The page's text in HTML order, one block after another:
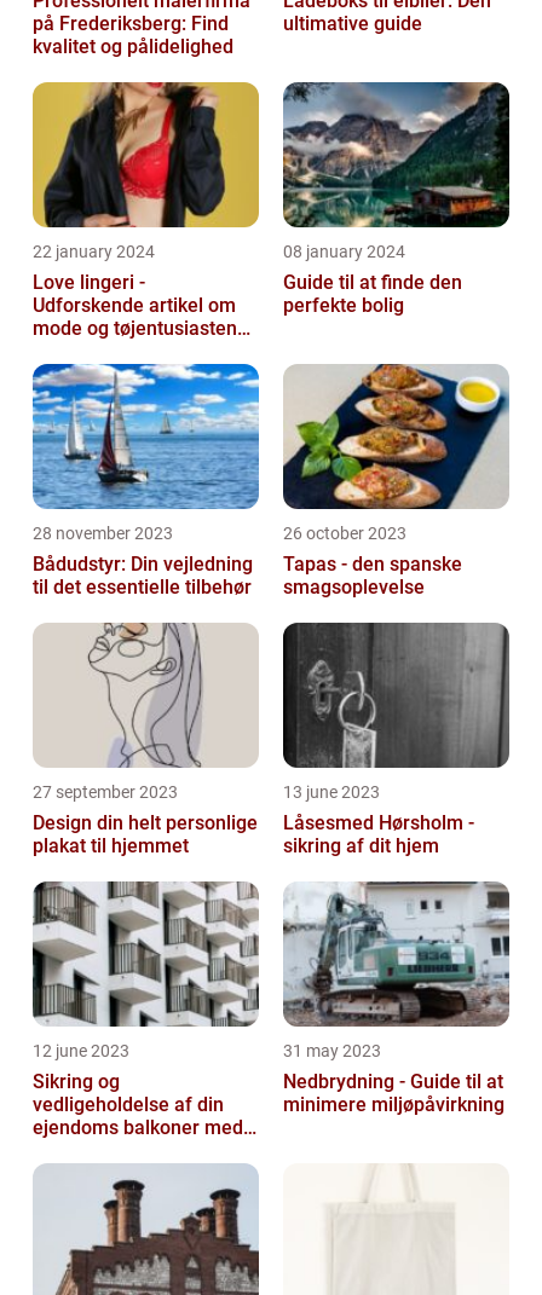
på Frederiksberg: Find
kvalitet og pålidelighed
ultimative guide
22 january 2024
Love lingeri -
Udforskende artikel om
mode og tøjentusiastens
08 january 2024
Guide til at finde den
perfekte bolig
28 november 2023
Bådudstyr: Din vejledning
til det essentielle tilbehør
26 october 2023
Tapas - den spanske
smagsoplevelse
27 september 2023
Design din helt personlige
plakat til hjemmet
13 june 2023
Låsesmed Hørsholm -
sikring af dit hjem
12 june 2023
Sikring og
vedligeholdelse af din
ejendoms balkoner med
31 may 2023
Nedbrydning - Guide til at
minimere miljøpåvirkning